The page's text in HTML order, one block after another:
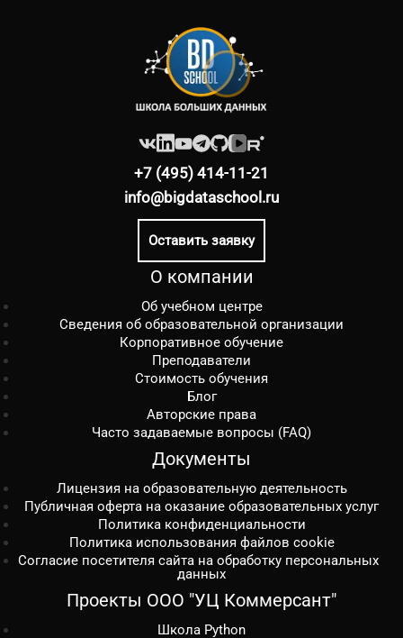
+7 (495) 414-11-21
info@bigdataschool.ru
Оставить заявку
О компании
Об учебном центре
Сведения об образовательной организации
Корпоративное обучение
Преподаватели
Стоимость обучения
Блог
Авторские права
Часто задаваемые вопросы (FAQ)
Документы
Лицензия на образовательную деятельность
Публичная оферта на оказание образовательных услуг
Политика конфиденциальности
Политика использования файлов cookie
Согласие посетителя сайта на обработку персональных
данных
Проекты ООО "УЦ Коммерсант"
Школа Python